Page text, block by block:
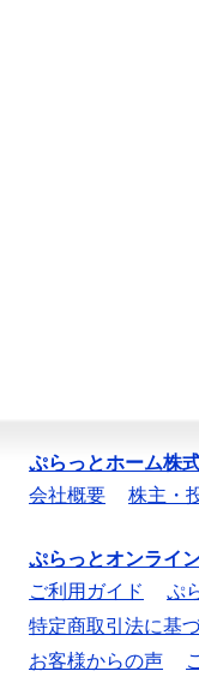
ぷらっとホーム株
会社概要
株主・
ぷらっとオンライ
ご利用ガイド
ぷ
特定商取引法に基
お客様からの声